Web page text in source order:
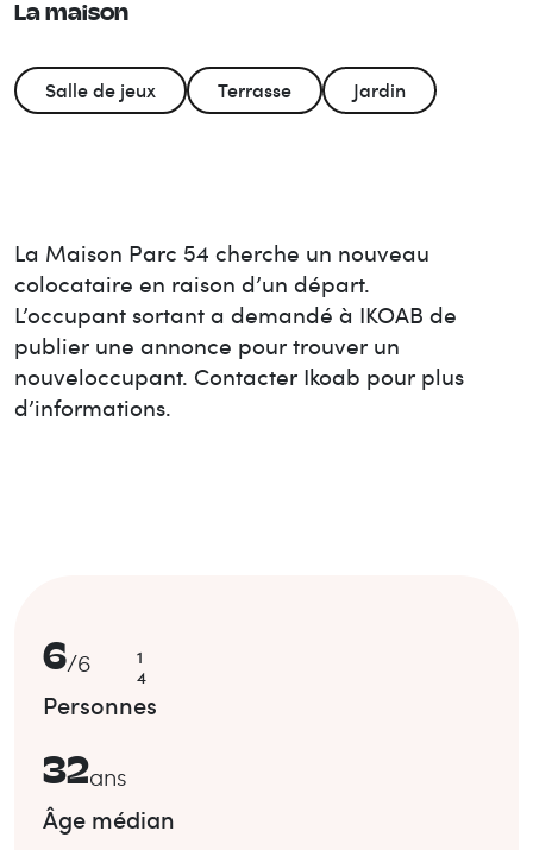
La maison
Salle de jeux Terrasse Jardin
La Maison Parc 54 cherche un nouveau
colocataire en raison d’un départ.
L’occupant sortant a demandé à IKOAB de
publier une annonce pour trouver un
nouveloccupant. Contacter Ikoab pour plus
d’informations.
6/6
1
4
Personnes
32ans
Âge médian